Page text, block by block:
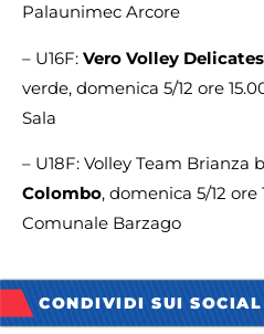
Palaunimec Arcore
– U16F: Vero Volley
verde, domenica 5/12 ore
Sala
– U18F: Volley Team Brianza
Colombo, domenica 5/12 ore
Comunale Barzago
CONDIVIDI SUI SOCIAL